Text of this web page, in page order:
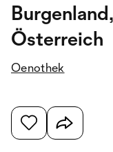
Burgenland,
Österreich
Oenothek